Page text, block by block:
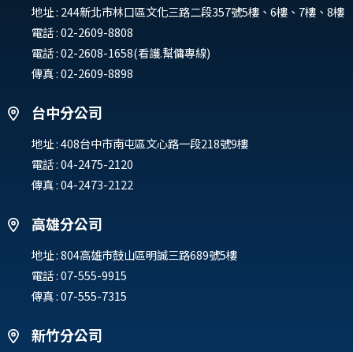
地址 : 244新北市林口區文化三路二段357號5樓、6樓、7樓、8樓
電話 :02-2609-8808
電話 :02-2608-1658(看護.幫傭專線)
傳真 : 02-2609-8898
台中分公司
地址 :408台中市南屯區文心路一段218號9樓
電話 :04-2475-2120
傳真 : 04-2473-2122
高雄分公司
地址 :804高雄市鼓山區明誠三路689號5樓
電話 :07-555-9915
傳真 : 07-555-7315
新竹分公司